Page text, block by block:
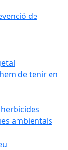
de
de tenir en
ambientals